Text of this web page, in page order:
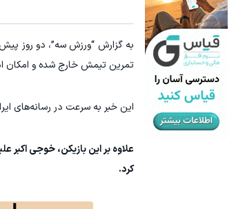
به گزارش “ورزش سه”، دو روز
تمرین تیمش خارج شده و امکان
این خبر به سرعت در رسانه‌های
علاوه بر این بازیکن، خوجی
کرد.